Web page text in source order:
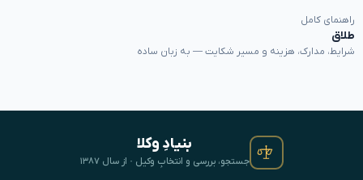
راهنمای کامل
طلاق
شرایط، مدارک، هزینه و مسیر شکایت — به زبان ساده
بنیادِ وکلا
جستجو، بررسی و انتخابِ وکیل · از سال ۱۳۸۷